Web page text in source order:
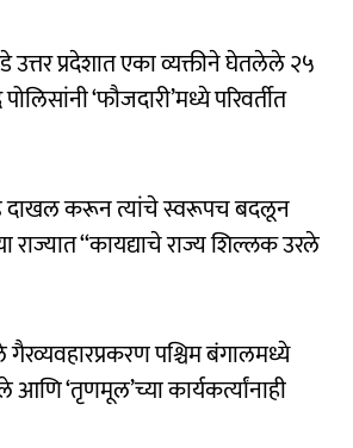
प्रदेशात एका व्यक्तीने घेतलेले २५
‘फौजदारी’मध्ये परिवर्तीत
दाखल करून त्यांचे स्वरूपच बदलून
‘‘कायद्याचे राज्य शिल्लक उरले
पश्चिम बंगालमध्ये
‘तृणमूल’च्या कार्यकर्त्यांनाही